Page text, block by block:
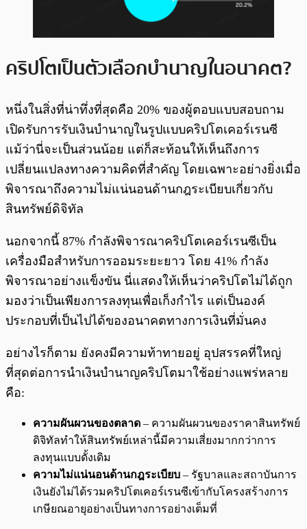
คริปโตเป็นตัวเลือกบำนาญในอนาคต?
หนึ่งในสิ่งที่น่าทึ่งที่สุดคือ 20% ของผู้ตอบแบบสอบถาม
เปิดรับการรับเงินบำนาญในรูปแบบคริปโตเคอร์เรนซี
แม้ว่านี่จะเป็นส่วนน้อย แต่ก็สะท้อนให้เห็นถึงการ
เปลี่ยนแปลงทางความคิดที่สำคัญ โดยเฉพาะอย่างยิ่งเมื่อ
พิจารณาถึงความไม่แน่นอนด้านกฎระเบียบเกี่ยวกับ
สินทรัพย์ดิจิทัล
นอกจากนี้ 87% กำลังพิจารณาคริปโตเคอร์เรนซีเป็น
เครื่องมือสำหรับการออมระยะยาว โดย 41% กำลัง
พิจารณาอย่างแข็งขัน นี่แสดงให้เห็นว่าคริปโตไม่ได้ถูก
มองว่าเป็นเพียงการลงทุนเพื่อเก็งกำไร แต่เป็นองค์
ประกอบที่เป็นไปได้ของอนาคตทางการเงินที่มั่นคง
อย่างไรก็ตาม ยังคงมีความท้าทายอยู่ อุปสรรคที่ใหญ่
ที่สุดต่อการนำเงินบำนาญคริปโตมาใช้อย่างแพร่หลาย
คือ:
ความผันผวนของตลาด – ความผันผวนของราคาสินทรัพย์
ดิจิทัลทำให้สินทรัพย์เหล่านี้มีความเสี่ยงมากกว่าการ
ลงทุนแบบดั้งเดิม
ความไม่แน่นอนด้านกฎระเบียบ – รัฐบาลและสถาบันการ
เงินยังไม่ได้รวมคริปโตเคอร์เรนซีเข้ากับโครงสร้างการ
เกษียณอายุอย่างเป็นทางการอย่างเต็มที่